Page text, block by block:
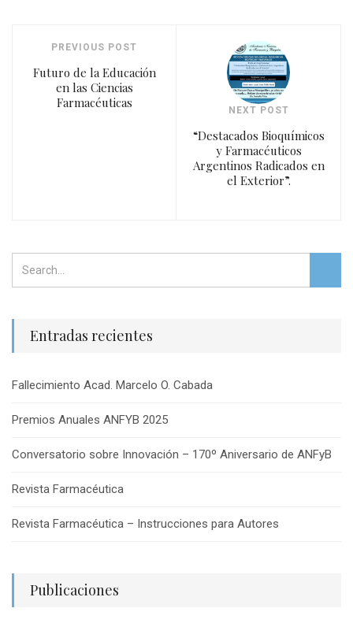
PREVIOUS POST
Futuro de la Educación
en las Ciencias
Farmacéuticas
NEXT POST
“Destacados Bioquímicos
y Farmacéuticos
Argentinos Radicados en
el Exterior”.
Entradas recientes
Fallecimiento Acad. Marcelo O. Cabada
Premios Anuales ANFYB 2025
Conversatorio sobre Innovación – 170º Aniversario de ANFyB
Revista Farmacéutica
Revista Farmacéutica – Instrucciones para Autores
Publicaciones